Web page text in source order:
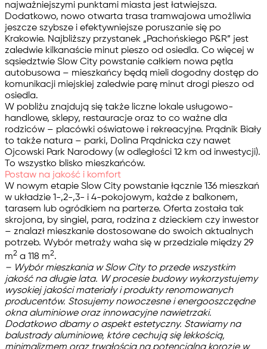
najważniejszymi punktami miasta jest łatwiejsza.
Dodatkowo, nowo otwarta trasa tramwajowa umożliwia
jeszcze szybsze i efektywniejsze poruszanie się po
Krakowie. Najbliższy przystanek „Pachońskiego P&R” jest
zaledwie kilkanaście minut pieszo od osiedla. Co więcej w
sąsiedztwie Slow City powstanie całkiem nowa pętla
autobusowa – mieszkańcy będą mieli dogodny dostęp do
komunikacji miejskiej zaledwie parę minut drogi pieszo od
osiedla.
W pobliżu znajdują się także liczne lokale usługowo-
handlowe, sklepy, restauracje oraz to co ważne dla
rodziców – placówki oświatowe i rekreacyjne. Prądnik Biały
to także natura – parki, Dolina Prądnicka czy nawet
Ojcowski Park Narodowy (w odległości 12 km od inwestycji).
To wszystko blisko mieszkańców.
Postaw na jakość i komfort
W nowym etapie Slow City powstanie łącznie 136 mieszkań
w układzie 1-,2-,3- i 4-pokojowym, każde z balkonem,
tarasem lub ogródkiem na parterze. Oferta została tak
skrojona, by singiel, para, rodzina z dzieckiem czy inwestor
– znalazł mieszkanie dostosowane do swoich aktualnych
potrzeb. Wybór metraży waha się w przedziale między 29
m2 a 118 m2.
– Wybór mieszkania w Slow City to przede wszystkim
jakość na długie lata. W procesie budowy wykorzystujemy
wysokiej jakości materiały i produkty renomowanych
producentów. Stosujemy nowoczesne i energooszczędne
okna aluminiowe oraz innowacyjne nawietrzaki.
Dodatkowo dbamy o aspekt estetyczny. Stawiamy na
balustrady aluminiowe, które cechują się lekkością,